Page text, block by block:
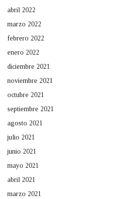
abril 2022
marzo 2022
febrero 2022
enero 2022
diciembre 2021
noviembre 2021
octubre 2021
septiembre 2021
agosto 2021
julio 2021
junio 2021
mayo 2021
abril 2021
marzo 2021